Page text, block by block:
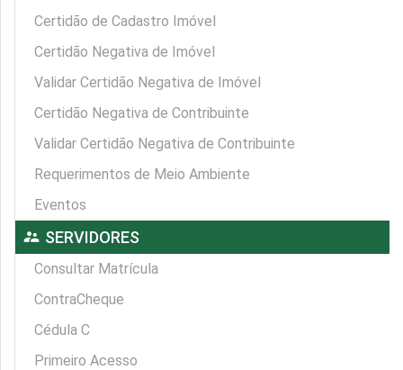
Certidão de Cadastro Imóvel
Certidão Negativa de Imóvel
Validar Certidão Negativa de Imóvel
Certidão Negativa de Contribuinte
Validar Certidão Negativa de Contribuinte
Requerimentos de Meio Ambiente
Eventos
supervisor_account SERVIDORES
Consultar Matrícula
ContraCheque
Cédula C
Primeiro Acesso